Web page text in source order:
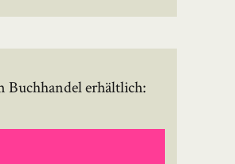
Buchhandel erhältlich: